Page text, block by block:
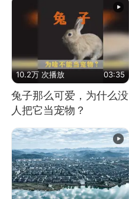
10.2万 次播放 03:35
兔子那么可爱，为什么没
人把它当宠物？